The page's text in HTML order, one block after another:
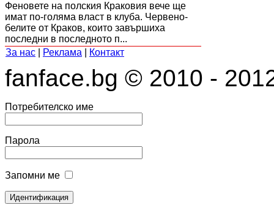
Феновете на полския Краковия вече ще
имат по-голяма власт в клуба. Червено-
белите от Краков, които завършиха
последни в последното п...
За нас
Реклама Контакт
fanface.bg © 2010 -
Потребителско име
Парола
Запомни ме